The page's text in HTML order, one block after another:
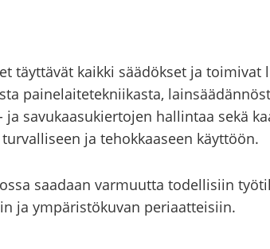
täyt­tä­vät kaik­ki sää­dök­set ja
pai­ne­lai­te­tek­nii­kas­ta,
sa­vu­kaa­su­kier­to­jen hal­lin­taa sekä
ja te­hok­kaa­seen käyt­töön.
saa­daan var­muut­ta to­del­li­siin
ja ym­pä­ris­tö­ku­van pe­ri­aat­tei­siin.